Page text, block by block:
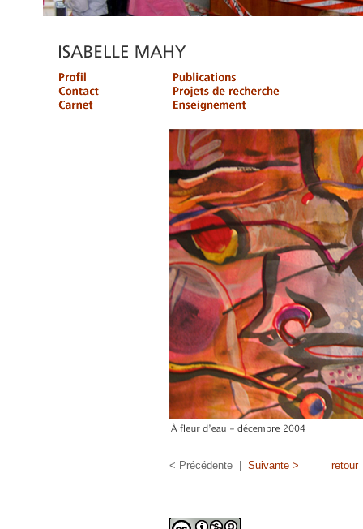
< Précédente | Suivante > retour